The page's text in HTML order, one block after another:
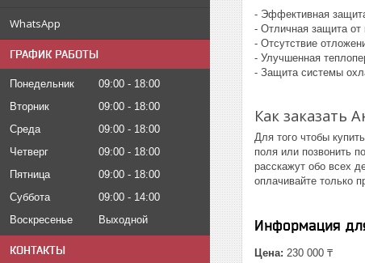
WhatsApp
ГРАФИК РАБОТЫ
Понедельник 09:00
18:00
Вторник
09:00
18:00
Среда
09:00
18:00
Четверг
09:00
18:00
Пятница
09:00
18:00
Суббота
09:00
14:00
Воскресенье
Выходной
КОНТАКТЫ
- Эффективная
- Отличная защита от
- Отсутствие
- Улучшенная
- Защита системы
Как заказать
Для того чтобы
поля или позвонить
расскажут обо всех
оплачивайте только
Информация
Цена: 230 000 ₸